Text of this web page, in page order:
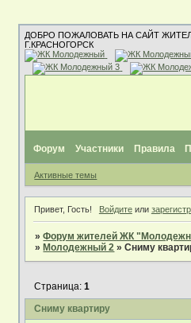
ДОБРО ПОЖАЛОВАТЬ НА САЙТ
Г.КРАСНОГОРСК
Форум Участники Правила
Активные темы
Привет, Гость! Войдитеили
»Форум жителей ЖК
» Молодежный 2 »Сниму
Сниму квартиру
Страница:1